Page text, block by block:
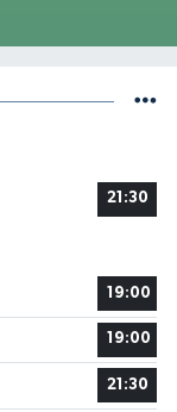
21:30
19:00
19:00
21:30